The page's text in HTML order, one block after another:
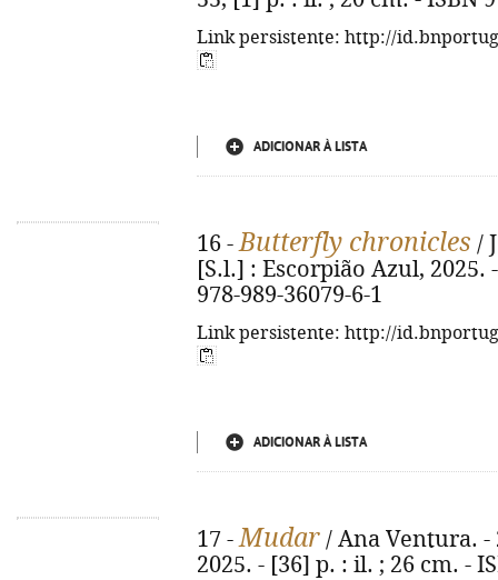
Link persistente: http://
ADICIONAR À LISTA
16 -Butterfly chronicles /
[S.l.] : Escorpião Azul, 2025.
978-989-36079-6-1
Link persistente: http://
ADICIONAR À LISTA
17 -Mudar / Ana Ventura. -
2025. - [36] p. : il. ; 26 cm. -